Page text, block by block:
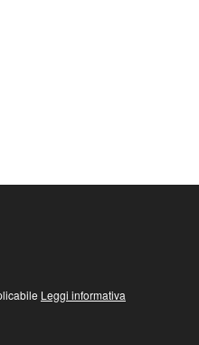
Leggi informativa